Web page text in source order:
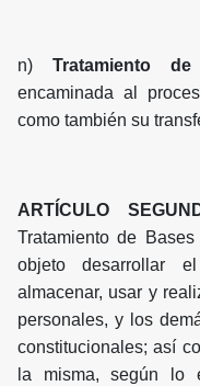
n) Tratamiento
encaminada al
como también su
ARTÍCULO
Tratamiento de
objeto desarrollar
almacenar, usar y
personales, y los
constitucionales; así
la misma, según lo